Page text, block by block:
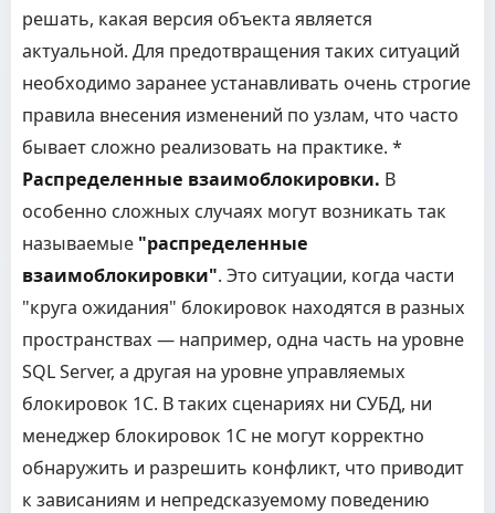
решать, какая версия объекта является
актуальной. Для предотвращения таких ситуаций
необходимо заранее устанавливать очень строгие
правила внесения изменений по узлам, что часто
бывает сложно реализовать на практике. *
Распределенные взаимоблокировки. В
особенно сложных случаях могут возникать так
называемые "распределенные
взаимоблокировки". Это ситуации, когда части
"круга ожидания" блокировок находятся в разных
пространствах — например, одна часть на уровне
SQL Server, а другая на уровне управляемых
блокировок 1С. В таких сценариях ни СУБД, ни
менеджер блокировок 1С не могут корректно
обнаружить и разрешить конфликт, что приводит
к зависаниям и непредсказуемому поведению